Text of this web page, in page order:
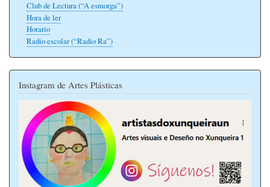
Club de Lectura (“A esmorga”)
Hora de ler
Horario
Radio escolar (“Radio Ra”)
Instagram de Artes Plásticas